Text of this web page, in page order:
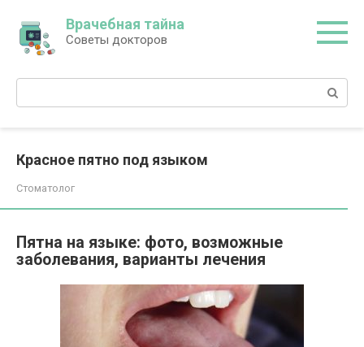
контенту
Врачебная тайна
Советы докторов
Поиск:
Красное пятно под языком
Стоматолог
Пятна на языке: фото, возможные
заболевания, варианты лечения